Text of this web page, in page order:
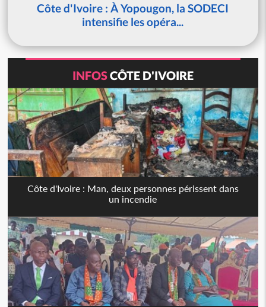
Côte d'Ivoire : À Yopougon, la SODECI
intensifie les opéra...
INFOSCÔTE D'IVOIRE
Côte d'Ivoire : Man, deux personnes périssent dans
un incendie